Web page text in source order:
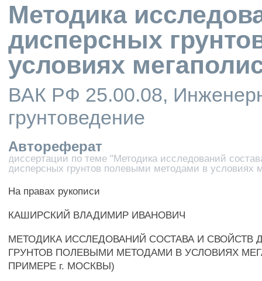
Методика
дисперсных
условиях
ВАК РФ 25.00.08,
грунтоведение
Автореферат
диссертации по теме "Методика исследований
дисперсных грунтов полевыми методами в условиях
На правах рукописи
КАШИРСКИЙ ВЛАДИМИР ИВАНОВИЧ
МЕТОДИКА ИССЛЕДОВАНИЙ СОСТАВА И СВОЙСТВ
ГРУНТОВ ПОЛЕВЫМИ МЕТОДАМИ В УСЛОВИЯХ
ПРИМЕРЕ г. МОСКВЫ)